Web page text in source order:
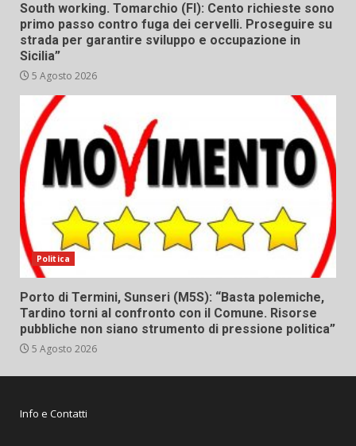
South working. Tomarchio (FI): Cento richieste sono
primo passo contro fuga dei cervelli. Proseguire su
strada per garantire sviluppo e occupazione in
Sicilia”
5 Agosto 2026
Politica
Porto di Termini, Sunseri (M5S): “Basta polemiche,
Tardino torni al confronto con il Comune. Risorse
pubbliche non siano strumento di pressione politica”
5 Agosto 2026
Info e Contatti